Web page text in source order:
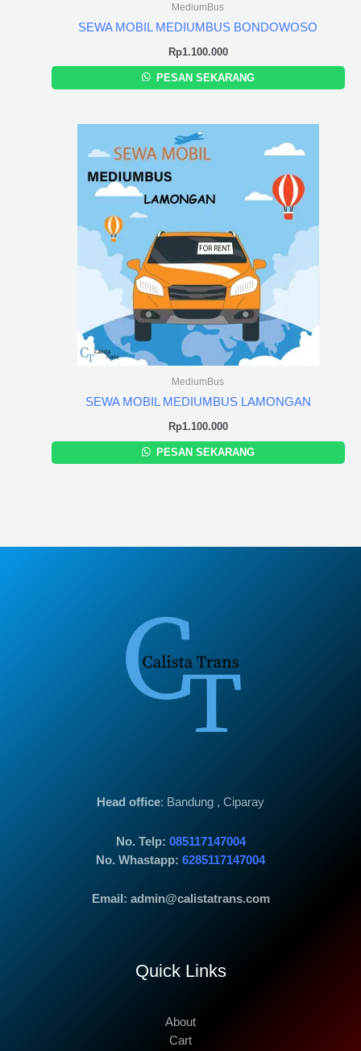
MediumBus
SEWA MOBIL MEDIUMBUS BONDOWOSO
Rp1.100.000
PESAN SEKARANG
MediumBus
SEWA MOBIL MEDIUMBUS LAMONGAN
Rp1.100.000
PESAN SEKARANG
Head office: Bandung , Ciparay
No. Telp: 085117147004
No. Whastapp: 6285117147004
Email: admin@calistatrans.com
Quick Links
About
Cart